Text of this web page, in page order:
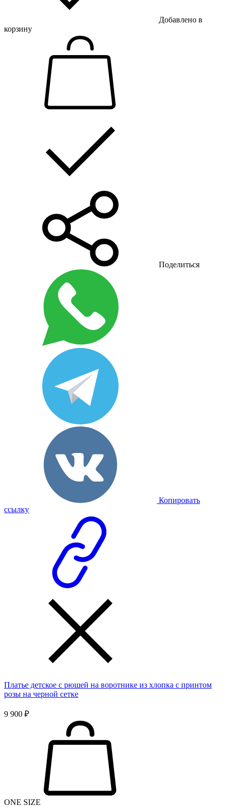
Добавлено в
корзину
Поделиться
Копировать
ссылку
Платье детское с рюшей на воротнике из хлопка с принтом
розы на черной сетке
9 900 ₽
ONE SIZE